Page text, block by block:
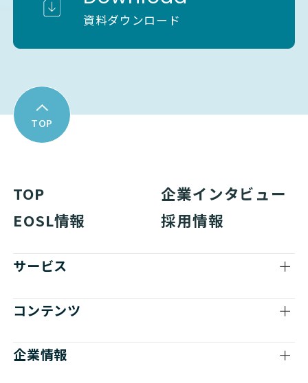
資料ダウンロード
TOP
TOP
企業インタビュー
EOSL情報
採用情報
サービス
コンテンツ
企業情報